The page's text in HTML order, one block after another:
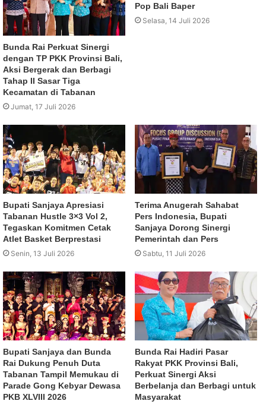
Bunda Rai Perkuat Sinergi
dengan TP PKK Provinsi Bali,
Aksi Bergerak dan Berbagi
Tahap II Sasar Tiga
Kecamatan di Tabanan
Jumat, 17 Juli 2026
Pop Bali Baper
Selasa, 14 Juli 2026
Bupati Sanjaya Apresiasi
Tabanan Hustle 3×3 Vol 2,
Tegaskan Komitmen Cetak
Atlet Basket Berprestasi
Senin, 13 Juli 2026
Terima Anugerah Sahabat
Pers Indonesia, Bupati
Sanjaya Dorong Sinergi
Pemerintah dan Pers
Sabtu, 11 Juli 2026
Bupati Sanjaya dan Bunda
Rai Dukung Penuh Duta
Tabanan Tampil Memukau di
Parade Gong Kebyar Dewasa
PKB XLVIII 2026
Bunda Rai Hadiri Pasar
Rakyat PKK Provinsi Bali,
Perkuat Sinergi Aksi
Berbelanja dan Berbagi untuk
Masyarakat